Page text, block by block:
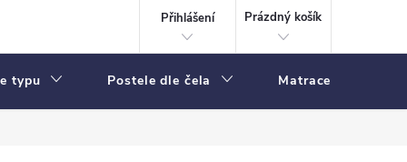
Přihlášení
Prázdný košík
typu Postele dle čela Matrace